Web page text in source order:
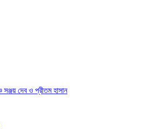
সঞ্জয় দেব ও প্রীতম হাসান